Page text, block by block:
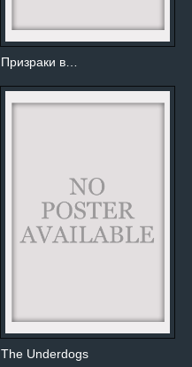
Призраки в…
The Underdogs